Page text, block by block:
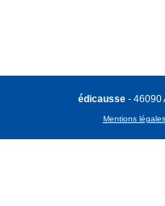
édicausse - 46090
Mentions légales